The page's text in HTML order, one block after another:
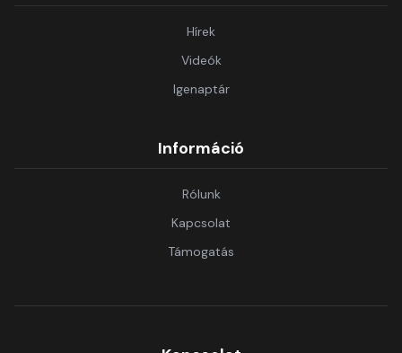
Hírek
Videók
Igenaptár
Információ
Rólunk
Kapcsolat
Támogatás